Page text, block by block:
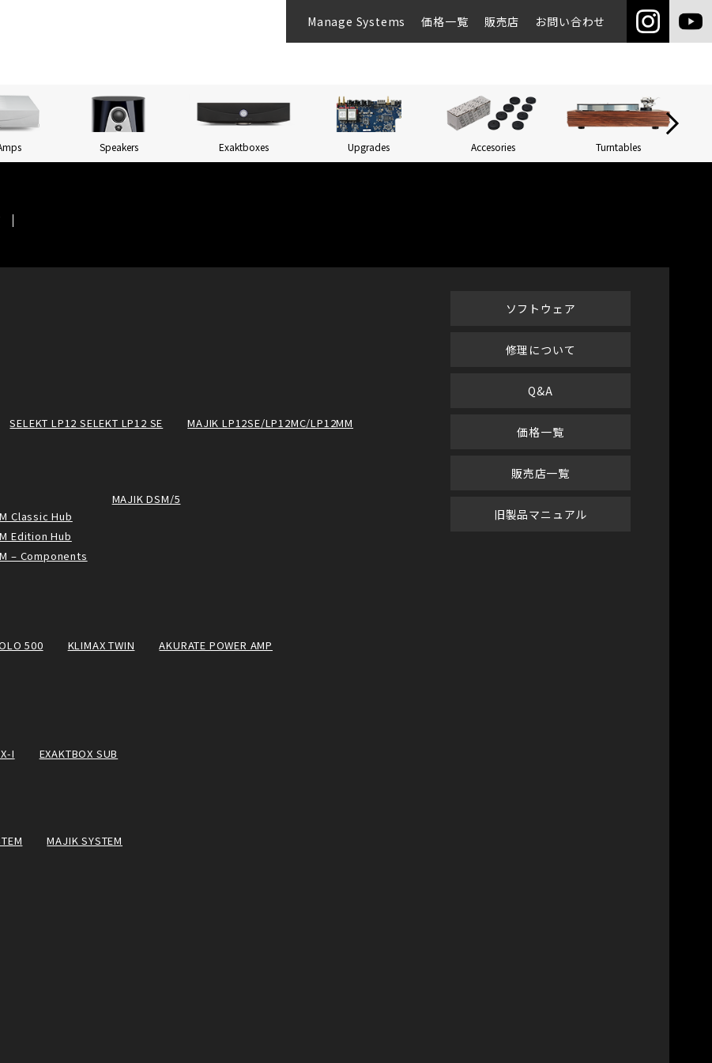
Manage Systems 価格一覧 販売店 お問い合わせ
Speakers Exaktboxes Upgrades Accesories Turntables
SELEKT LP12 SELEKT LP12 SE
MAJIK LP12SE/LP12MC/LP12MM
Classic Hub
Edition Hub
– Components
MAJIK DSM/5
500 KLIMAX TWIN AKURATE POWER AMP
I EXAKTBOX SUB
MAJIK SYSTEM
ソフトウェア
修理について
Q&A
価格一覧
販売店一覧
旧製品マニュアル